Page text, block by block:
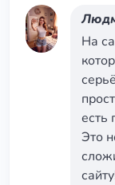
На
есть
Это